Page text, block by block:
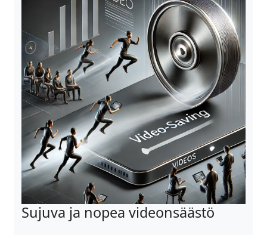
Sujuva ja nopea videonsäästö